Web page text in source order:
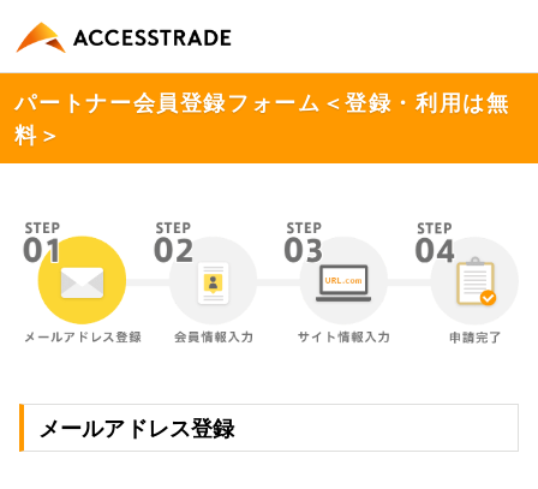
パートナー会員登録フォーム＜登録・利用は無
料＞
メールアドレス登録